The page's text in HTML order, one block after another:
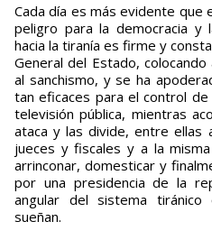
Cada día es más evidente que
peligro para la democracia y
hacia la tiranía es firme y
General del Estado,
al sanchismo, y se ha
tan eficaces para el control
televisión pública, mientras
ataca y las divide, entre ellas
jueces y fiscales y a la
arrinconar, domesticar y
por una presidencia de la
angular del sistema tiránico
sueñan.